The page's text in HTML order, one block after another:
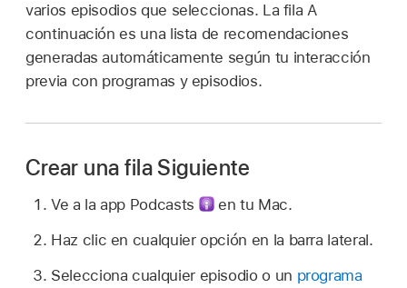
varios episodios que seleccionas. La fila A
continuación es una lista de recomendaciones
generadas automáticamente según tu interacción
previa con programas y episodios.
Crear una fila Siguiente
Ve a la app Podcasts
en tu Mac.
Haz clic en cualquier opción en la barra lateral.
Selecciona cualquier episodio o un programa